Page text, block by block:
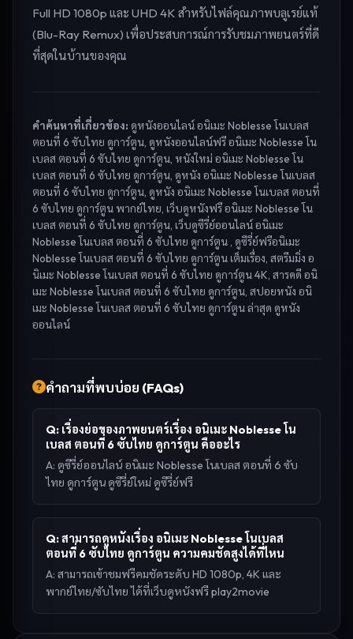
Full HD 1080p และ UHD 4K สำหรับไฟล์คุณภาพบลูเรย์แท้
(Blu-Ray Remux) เพื่อประสบการณ์การรับชมภาพยนตร์ที่ดี
ที่สุดในบ้านของคุณ
คำค้นหาที่เกี่ยวข้อง: ดูหนังออนไลน์ อนิเมะ Noblesse โนเบลส
ตอนที่ 6 ซับไทย ดูการ์ตูน, ดูหนังออนไลน์ฟรี อนิเมะ Noblesse โน
เบลส ตอนที่ 6 ซับไทย ดูการ์ตูน, หนังใหม่ อนิเมะ Noblesse โน
เบลส ตอนที่ 6 ซับไทย ดูการ์ตูน, ดูหนัง อนิเมะ Noblesse โนเบลส
ตอนที่ 6 ซับไทย ดูการ์ตูน, ดูหนัง อนิเมะ Noblesse โนเบลส ตอนที่
6 ซับไทย ดูการ์ตูน พากย์ไทย, เว็บดูหนังฟรี อนิเมะ Noblesse โน
เบลส ตอนที่ 6 ซับไทย ดูการ์ตูน, เว็บดูซีรี่ย์ออนไลน์ อนิเมะ
Noblesse โนเบลส ตอนที่ 6 ซับไทย ดูการ์ตูน , ดูซีรี่ย์ฟรีอนิเมะ
Noblesse โนเบลส ตอนที่ 6 ซับไทย ดูการ์ตูน เต็มเรื่อง, สตรีมมิ่ง อ
นิเมะ Noblesse โนเบลส ตอนที่ 6 ซับไทย ดูการ์ตูน 4K, สารคดี อนิ
เมะ Noblesse โนเบลส ตอนที่ 6 ซับไทย ดูการ์ตูน, สปอยหนัง อนิ
เมะ Noblesse โนเบลส ตอนที่ 6 ซับไทย ดูการ์ตูน ล่าสุด ดูหนัง
ออนไลน์
คำถามที่พบบ่อย (FAQs)
Q: เรื่องย่อของภาพยนตร์เรื่อง อนิเมะ Noblesse โน
เบลส ตอนที่ 6 ซับไทย ดูการ์ตูน คืออะไร
A: ดูซีรี่ย์ออนไลน์ อนิเมะ Noblesse โนเบลส ตอนที่ 6 ซับ
ไทย ดูการ์ตูน ดูซีรี่ย์ใหม่ ดูซีรี่ย์ฟรี
Q:สามารถดูหนังเรื่อง อนิเมะ Noblesse โนเบลส
ตอนที่ 6 ซับไทย ดูการ์ตูน ความคมชัดสูงได้ที่ไหน
A: สามารถเข้าชมฟรีคมชัดระดับ HD 1080p, 4K และ
พากย์ไทย/ซับไทย ได้ที่เว็บดูหนังฟรี play2movie